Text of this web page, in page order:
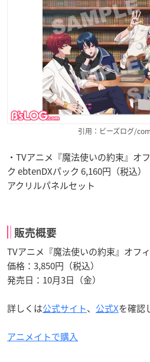
引用：ビーズログ/com
・TVアニメ『魔法使いの約束』オ
ク ebtenDXパック 6,160円（税込）
アクリルパネルセット
販売概要
TVアニメ『魔法使いの約束』オフ
価格：3,850円（税込）
発売日：10月3日（金）
詳しくは公式サイト、 公式Xを確認
アニメイトで購入